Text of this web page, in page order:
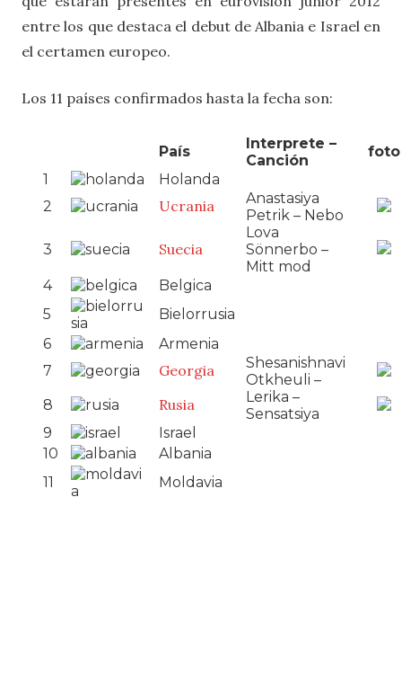
entre los que destaca el debut de Albania e Israel en
el certamen europeo.
Los 11 países confirmados hasta la fecha son:
País
Interprete –
Canción
foto
1
Holanda
2
Ucrania
Anastasiya
Petrik – Nebo
3
Suecia
Lova
Sönnerbo –
Mitt mod
4
Belgica
5
Bielorrusia
6
Armenia
7
Georgia
Shesanishnavi
Otkheuli –
8
Rusia
Lerika –
Sensatsiya
9
Israel
10
Albania
11
Moldavia